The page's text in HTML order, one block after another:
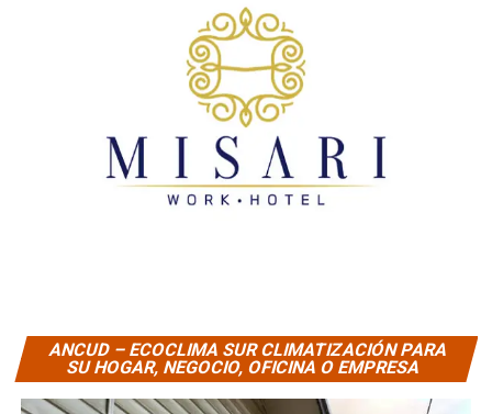
ANCUD – ECOCLIMA SUR CLIMATIZACIÓN PARA
SU HOGAR, NEGOCIO, OFICINA O EMPRESA